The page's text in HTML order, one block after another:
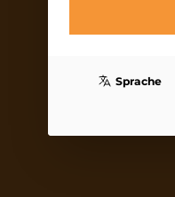
um
Inhalte von
den Zugriff
Sprache